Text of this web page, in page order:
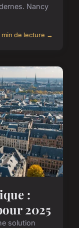
Nancy
min de lecture →
:
2025
solution